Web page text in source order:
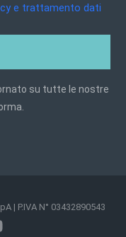
e trattamento dati
su tutte le nostre
| P.IVA N° 03432890543